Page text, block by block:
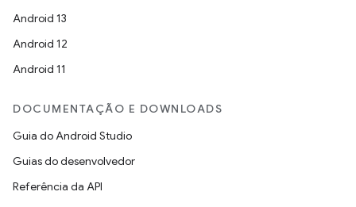
Android 13
Android 12
Android 11
DOCUMENTAÇÃO E DOWNLOADS
Guia do Android Studio
Guias do desenvolvedor
Referência da API